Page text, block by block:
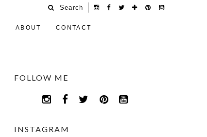
Search
ABOUT CONTACT
FOLLOW ME
INSTAGRAM